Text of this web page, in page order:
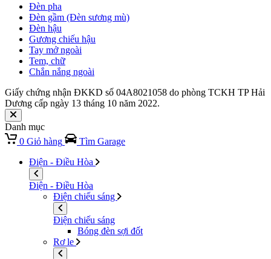
Đèn pha
Đèn gầm (Đèn sương mù)
Đèn hậu
Gương chiếu hậu
Tay mở ngoài
Tem, chữ
Chắn nắng ngoài
Giấy chứng nhận ĐKKD số 04A8021058 do phòng TCKH TP Hải
Dương cấp ngày 13 tháng 10 năm 2022.
Danh mục
0 Giỏ hàng
Tìm Garage
Điện - Điều Hòa
Điện - Điều Hòa
Điện chiếu sáng
Điện chiếu sáng
Bóng đèn sợi đốt
Rơ le